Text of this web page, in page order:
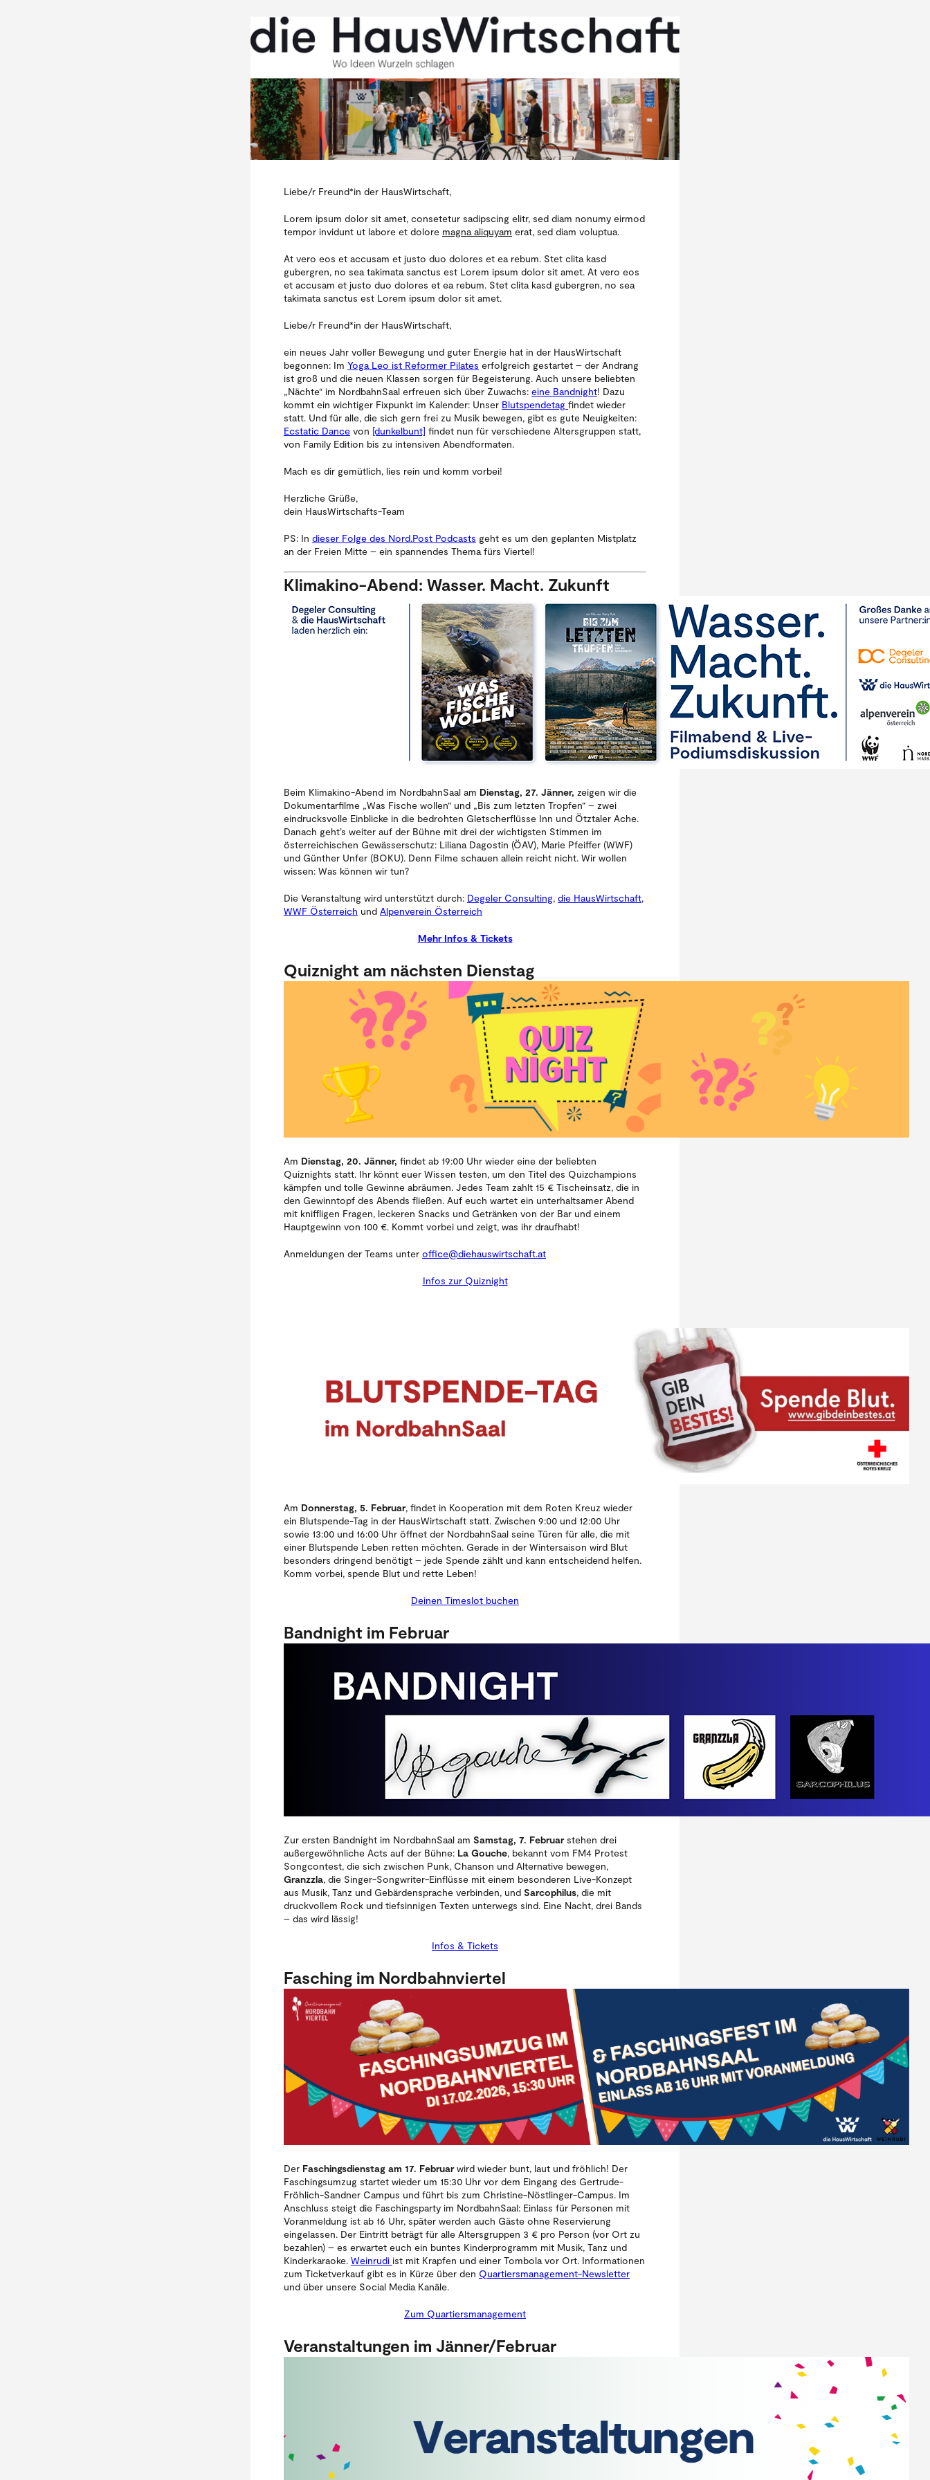
Liebe/r Freund*in der HausWirtschaft,
Lorem ipsum dolor sit amet, consetetur sadipscing elitr, sed diam nonumy eirmod
tempor invidunt ut labore et dolore magna aliquyam erat, sed diam voluptua.
At vero eos et accusam et justo duo dolores et ea rebum. Stet clita kasd
gubergren, no sea takimata sanctus est Lorem ipsum dolor sit amet. At vero eos
et accusam et justo duo dolores et ea rebum. Stet clita kasd gubergren, no sea
takimata sanctus est Lorem ipsum dolor sit amet.
Liebe/r Freund*in der HausWirtschaft,
ein neues Jahr voller Bewegung und guter Energie hat in der HausWirtschaft
begonnen: Im Yoga Leo ist Reformer Pilates erfolgreich gestartet – der Andrang
ist groß und die neuen Klassen sorgen für Begeisterung. Auch unsere beliebten
„Nächte“ im NordbahnSaal erfreuen sich über Zuwachs: eine Bandnight! Dazu
kommt ein wichtiger Fixpunkt im Kalender: Unser Blutspendetag findet wieder
statt. Und für alle, die sich gern frei zu Musik bewegen, gibt es gute Neuigkeiten:
Ecstatic Dance von [dunkelbunt] findet nun für verschiedene Altersgruppen statt,
von Family Edition bis zu intensiven Abendformaten.
Mach es dir gemütlich, lies rein und komm vorbei!
Herzliche Grüße,
dein HausWirtschafts-Team
PS: In dieser Folge des Nord.Post Podcasts geht es um den geplanten Mistplatz
an der Freien Mitte – ein spannendes Thema fürs Viertel!
Klimakino-Abend: Wasser. Macht. Zukunft
Beim Klimakino-Abend im NordbahnSaal am Dienstag, 27. Jänner, zeigen wir die
Dokumentarfilme „Was Fische wollen“ und „Bis zum letzten Tropfen“ – zwei
eindrucksvolle Einblicke in die bedrohten Gletscherflüsse Inn und Ötztaler Ache.
Danach geht’s weiter auf der Bühne mit drei der wichtigsten Stimmen im
österreichischen Gewässerschutz: Liliana Dagostin (ÖAV), Marie Pfeiffer (WWF)
und Günther Unfer (BOKU). Denn Filme schauen allein reicht nicht. Wir wollen
wissen: Was können wir tun?
Die Veranstaltung wird unterstützt durch: Degeler Consulting, die HausWirtschaft,
WWF Österreich und Alpenverein Österreich
Mehr Infos & Tickets
Quiznight am nächsten Dienstag
Am Dienstag, 20. Jänner, findet ab 19:00 Uhr wieder eine der beliebten
Quiznights statt. Ihr könnt euer Wissen testen, um den Titel des Quizchampions
kämpfen und tolle Gewinne abräumen. Jedes Team zahlt 15 € Tischeinsatz, die in
den Gewinntopf des Abends fließen. Auf euch wartet ein unterhaltsamer Abend
mit kniffligen Fragen, leckeren Snacks und Getränken von der Bar und einem
Hauptgewinn von 100 €. Kommt vorbei und zeigt, was ihr draufhabt!
Anmeldungen der Teams unter office@diehauswirtschaft.at
Infos zur Quiznight
Am Donnerstag, 5. Februar, findet in Kooperation mit dem Roten Kreuz wieder
ein Blutspende-Tag in der HausWirtschaft statt. Zwischen 9:00 und 12:00 Uhr
sowie 13:00 und 16:00 Uhr öffnet der NordbahnSaal seine Türen für alle, die mit
einer Blutspende Leben retten möchten. Gerade in der Wintersaison wird Blut
besonders dringend benötigt – jede Spende zählt und kann entscheidend helfen.
Komm vorbei, spende Blut und rette Leben!
Deinen Timeslot buchen
Bandnight im Februar
Zur ersten Bandnight im NordbahnSaal am Samstag, 7. Februarstehen drei
außergewöhnliche Acts auf der Bühne: La Gouche, bekannt vom FM4 Protest
Songcontest, die sich zwischen Punk, Chanson und Alternative bewegen,
Granzzla, die Singer-Songwriter-Einflüsse mit einem besonderen Live-Konzept
aus Musik, Tanz und Gebärdensprache verbinden, und Sarcophilus, die mit
druckvollem Rock und tiefsinnigen Texten unterwegs sind. Eine Nacht, drei Bands
– das wird lässig!
Infos & Tickets
Fasching im Nordbahnviertel
Der Faschingsdienstag am 17. Februarwird wieder bunt, laut und fröhlich! Der
Faschingsumzug startet wieder um 15:30 Uhr vor dem Eingang des Gertrude-
Fröhlich-Sandner Campus und führt bis zum Christine-Nöstlinger-Campus. Im
Anschluss steigt die Faschingsparty im NordbahnSaal: Einlass für Personen mit
Voranmeldung ist ab 16 Uhr, später werden auch Gäste ohne Reservierung
eingelassen. Der Eintritt beträgt für alle Altersgruppen 3 € pro Person (vor Ort zu
bezahlen) – es erwartet euch ein buntes Kinderprogramm mit Musik, Tanz und
Kinderkaraoke. Weinrudi ist mit Krapfen und einer Tombola vor Ort. Informationen
zum Ticketverkauf gibt es in Kürze über den Quartiersmanagement-Newsletter
und über unsere Social Media Kanäle.
Zum Quartiersmanagement
Veranstaltungen im Jänner/Februar